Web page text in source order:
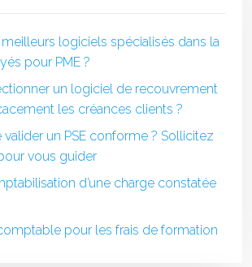
logiciels spécialisés dans la
pour PME ?
un logiciel de recouvrement
les créances clients ?
un PSE conforme ? Sollicitez
vous guider
d’une charge constatée
pour les frais de formation